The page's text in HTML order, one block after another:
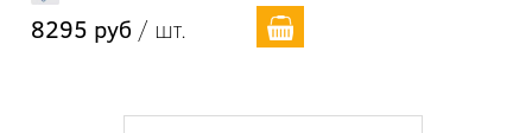
8295 руб / шт.